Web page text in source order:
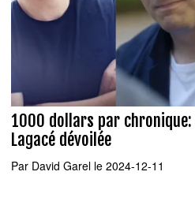
1000 dollars par
Lagacé dévoilée
Par David Garel le 2024-12-11